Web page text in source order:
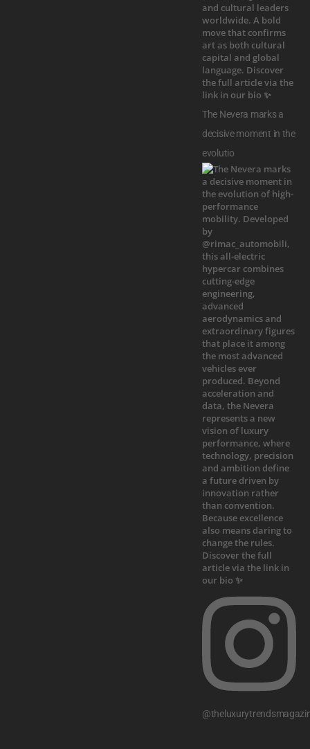
The Nevera marks a
decisive moment in the
evolutio